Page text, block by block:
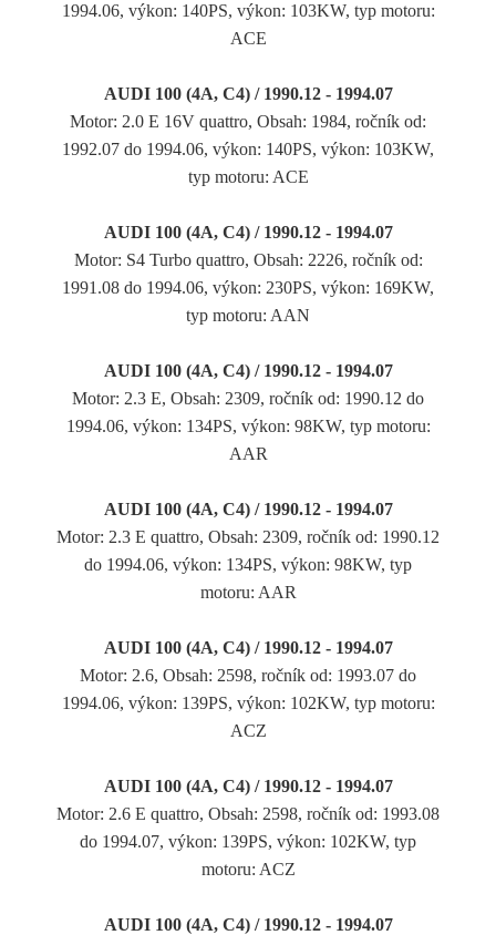
1994.06, výkon: 140PS, výkon: 103KW, typ motoru:
ACE
AUDI 100 (4A, C4) / 1990.12 - 1994.07
Motor: 2.0 E 16V quattro, Obsah: 1984, ročník od:
1992.07 do 1994.06, výkon: 140PS, výkon: 103KW,
typ motoru: ACE
AUDI 100 (4A, C4) / 1990.12 - 1994.07
Motor: S4 Turbo quattro, Obsah: 2226, ročník od:
1991.08 do 1994.06, výkon: 230PS, výkon: 169KW,
typ motoru: AAN
AUDI 100 (4A, C4) / 1990.12 - 1994.07
Motor: 2.3 E, Obsah: 2309, ročník od: 1990.12 do
1994.06, výkon: 134PS, výkon: 98KW, typ motoru:
AAR
AUDI 100 (4A, C4) / 1990.12 - 1994.07
Motor: 2.3 E quattro, Obsah: 2309, ročník od: 1990.12
do 1994.06, výkon: 134PS, výkon: 98KW, typ
motoru: AAR
AUDI 100 (4A, C4) / 1990.12 - 1994.07
Motor: 2.6, Obsah: 2598, ročník od: 1993.07 do
1994.06, výkon: 139PS, výkon: 102KW, typ motoru:
ACZ
AUDI 100 (4A, C4) / 1990.12 - 1994.07
Motor: 2.6 E quattro, Obsah: 2598, ročník od: 1993.08
do 1994.07, výkon: 139PS, výkon: 102KW, typ
motoru: ACZ
AUDI 100 (4A, C4) / 1990.12 - 1994.07